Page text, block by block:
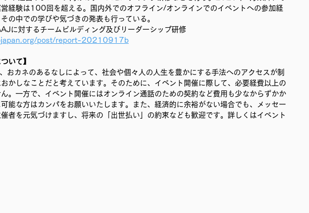
経験は100回を超える。国内外でのオフライン/オンラインでのイベントへの参加経
の中での学びや気づきの発表も行っている。
に対するチームビルディング及びリーダーシップ研修
post/report-20210917b
いて】
カネのあるなしによって、社会や個々人の人生を豊かにする手法へのアクセスが制
かしなことだと考えています。そのために、イベント開催に際して、必要経費以上の
。一方で、イベント開催にはオンライン通話のための契約など費用も少なからずかか
能な方はカンパをお願いいたします。また、経済的に余裕がない場合でも、メッセー
者を元気づけますし、将来の「出世払い」の約束なども歓迎です。詳しくはイベント